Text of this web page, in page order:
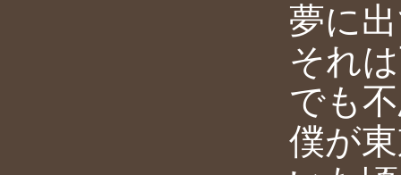
夢に
それ
でも
僕が